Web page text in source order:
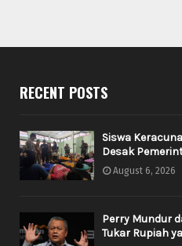
RECENT POSTS
Siswa
Desak
August 6, 2026
Perry Mundur
Tukar Rupiah